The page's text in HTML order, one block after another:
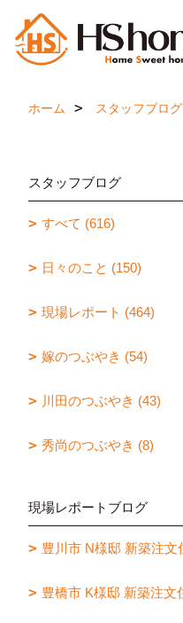
ホーム スタッフブログ
スタッフブログ
すべて (616)
日々のこと (150)
現場レポート (464)
嫁のつぶやき (54)
川田のつぶやき (43)
秀尚のつぶやき (8)
現場レポートブログ
豊川市 N様邸 新築注文
豊橋市 K様邸 新築注文